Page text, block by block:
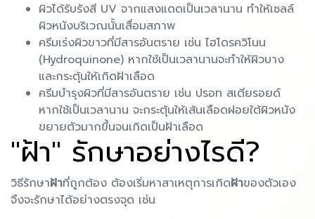
ผิวได้รับรังสี UV จากแสงแดดเป็นเวลานาน ทำให้เซลล์
ผิวหนังบริเวณนั้นเสื่อมสภาพ
ครีมเร่งผิวขาวที่มีสารอันตราย เช่น ไฮโดรควิโนน
(Hydroquinone) หากใช้เป็นเวลานานจะทำให้ผิวบาง
และกระตุ้นให้เกิดฝ้าเลือด
ครีมบำรุงผิวที่มีสารอันตราย เช่น ปรอท สเตียรอยด์
หากใช้เป็นเวลานาน จะกระตุ้นให้เส้นเลือดฝอยใต้ผิวหนัง
ขยายตัวมากขึ้นจนเกิดเป็นฝ้าเลือด
"ฝ้า" รักษาอย่างไรดี?
วิธีรักษาฝ้าที่ถูกต้อง ต้องเริ่มหาสาเหตุการเกิดฝ้าของตัวเอง
จึงจะรักษาได้อย่างตรงจุด เช่น